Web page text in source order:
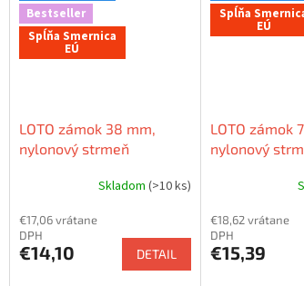
Bestseller
Spĺňa Smernica
EÚ
LOTO zámok 38 mm,
nylonový strmeň
telo (nevodivé), rovná
Skladom(>10 ks)
€17,06 vrátane
DPH
€14,10 DETAIL
Spĺňa
EÚ
LOTO zámok
nylonový
nylonové
€18,62 vrátane
DPH
€15,39